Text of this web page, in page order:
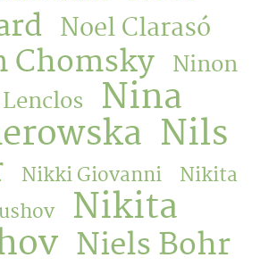
Noel Clarasó
Chomsky
Ninon
Nina
Nils
Nikki Giovanni
Nikita
Nikita
Niels Bohr